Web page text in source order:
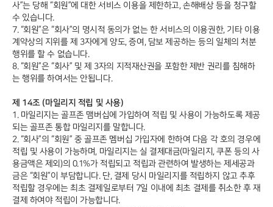
사”는 당해 “회원”에 대한 서비스 이용을 제한하고, 손해배상 등을 청구할
수 있습니다.
7. “회원”은 “회사”의 명시적 동의가 없는 한 서비스의 이용권한, 기타 이용
계약상의 지위를 제 3자에게 양도, 증여, 담보 제공하는 등의 일체의 처분
행위를 할 수 없습니다.
8. “회원”은 “회사” 및 제 3자의 지적재산권을 포함한 제반 권리를 침해하
는 행위를 하여서는 안됩니다.
제 14조 (마일리지 적립 및 사용)
1. 마일리지는 골프존 맴버십에 가입하여 적립 및 사용이 가능하도록 제공
되는 골프존 통합 마일리지를 말합니다.
2. “회사”의 “회원” 중 골프존 멤버십 가입자에 한하여 다음 각 호의 경우에
적립 및 사용이 가능하며, 마일리지는 실 결제대금(마일리지, 쿠폰 등의 사
용금액은 제외)의 0.1%가 적립되고 적립과 관련하여 발생하는 제세공과
금은 “회원”이 부담합니다. 단, 결제 당시 마일리지를 적립하지 않고 추후
적립할 경우에는 최초 결제일로부터 7일 이내에 최초 결제를 취소한 후 재
결제 하여야 적립이 가능합니다.